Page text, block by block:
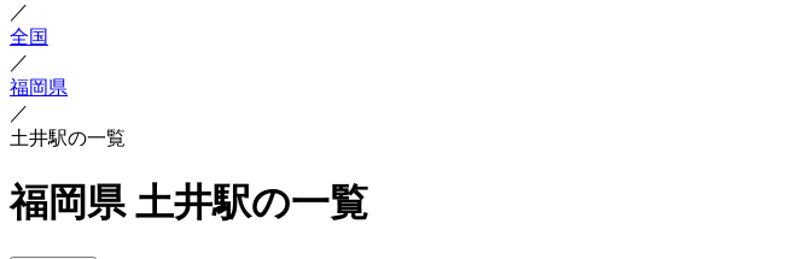
／
全国
／
福岡県
／
土井駅の一覧
福岡県 土井駅の一覧